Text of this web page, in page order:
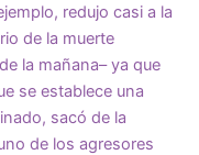
redujo casi a la
de la muerte
la mañana– ya que
se establece una
sacó de la
de los agresores